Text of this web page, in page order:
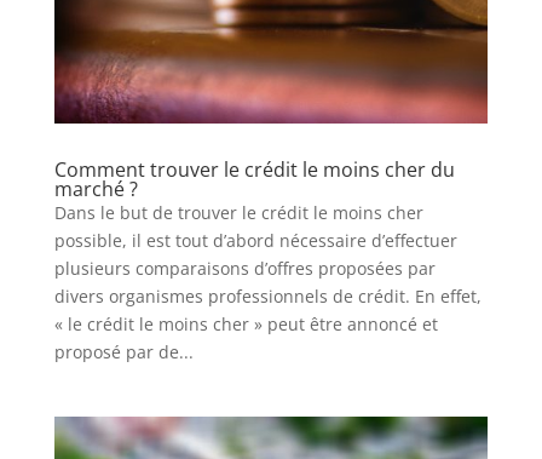
Comment trouver le crédit le moins cher du
marché ?
Dans le but de trouver le crédit le moins cher
possible, il est tout d’abord nécessaire d’effectuer
plusieurs comparaisons d’offres proposées par
divers organismes professionnels de crédit. En effet,
« le crédit le moins cher » peut être annoncé et
proposé par de...